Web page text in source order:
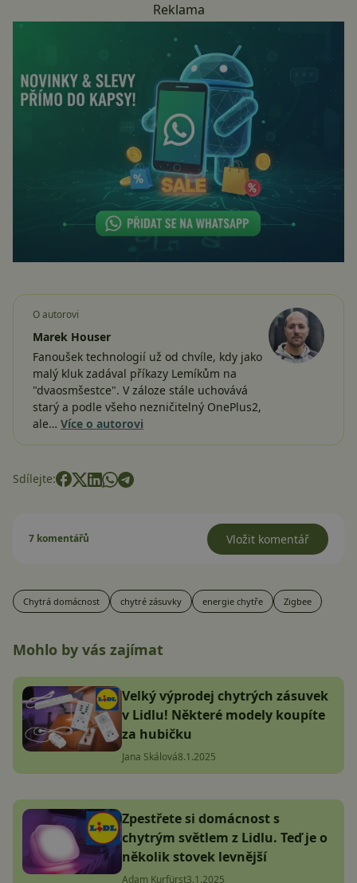
Reklama
O autorovi
Marek Houser
Fanoušek technologií už od chvíle, kdy jako
malý kluk zadával příkazy Lemíkům na
"dvaosmšestce". V záloze stále uchovává
starý a podle všeho nezničitelný OnePlus2,
ale… Více o autorovi
Sdílejte:
7 komentářů Vložit komentář
Chytrá domácnost chytré zásuvky energie chytře Zigbee
Mohlo by vás zajímat
Velký výprodej chytrých zásuvek
v Lidlu! Některé modely koupíte
za hubičku
Jana Skálová8.1.2025
Zpestřete si domácnost s
chytrým světlem z Lidlu. Teď je o
několik stovek levnější
Adam Kurfürst3.1.2025